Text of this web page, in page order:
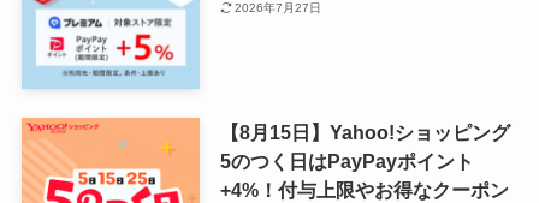
2026年7月27日
【8月15日】Yahoo!ショッピング
5のつく日はPayPayポイント
+4%！付与上限やお得なクーポン